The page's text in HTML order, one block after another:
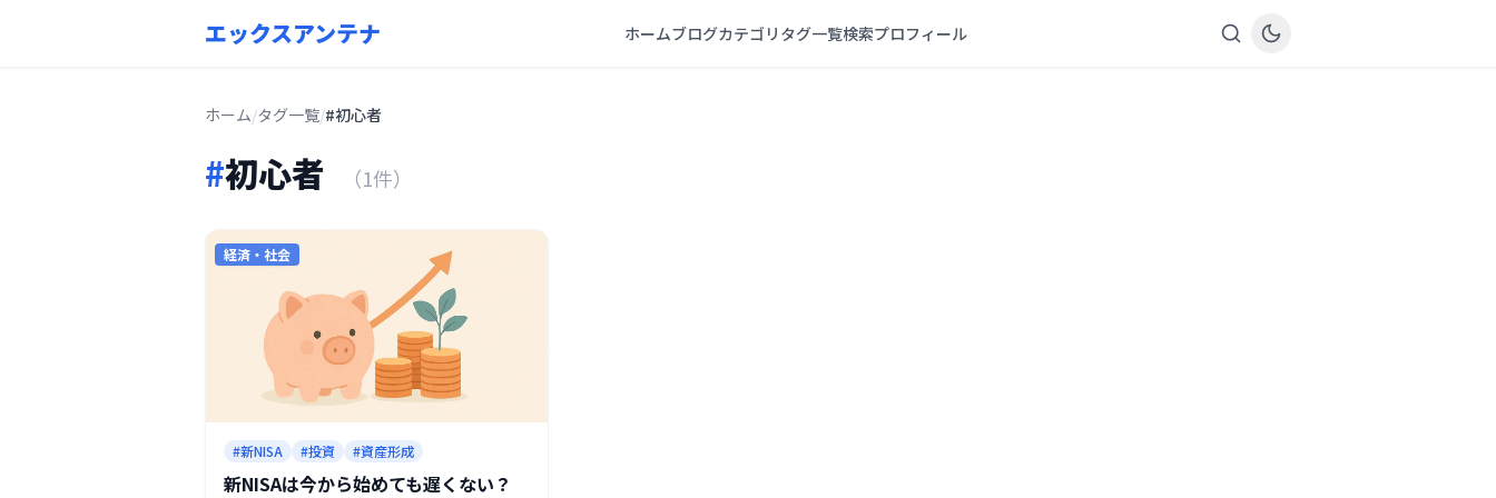
エックスアンテナ ホームブログカテゴリ タグ一覧検索プロフィール
ホーム/タグ一覧/#初心者
#初心者 （1件）
経済・社会
#新NISA #投資 #資産形成
新NISAは今から始めても遅くない？